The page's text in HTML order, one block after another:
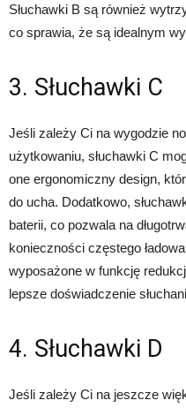
Słuchawki B są również
co sprawia, że są idealnym
3. Słuchawki C
Jeśli zależy Ci na wygodzie
użytkowaniu, słuchawki C
one ergonomiczny design,
do ucha. Dodatkowo,
baterii, co pozwala na
konieczności częstego
wyposażone w funkcję
lepsze doświadczenie
4. Słuchawki D
Jeśli zależy Ci na jeszcze